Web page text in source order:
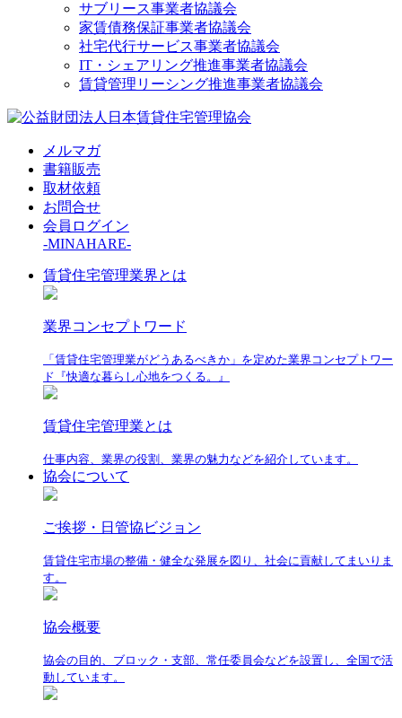
サブリース事業者協議会
家賃債務保証事業者協議会
社宅代行サービス事業者協議会
IT・シェアリング推進事業者協議会
賃貸管理リーシング推進事業者協議会
メルマガ
書籍販売
取材依頼
お問合せ
会員ログイン
-MINAHARE-
賃貸住宅管理業界とは
業界コンセプトワード
「賃貸住宅管理業がどうあるべきか」を定めた業界コンセプトワー
ド『快適な暮らし心地をつくる。』
賃貸住宅管理業とは
仕事内容、業界の役割、業界の魅力などを紹介しています。
協会について
ご挨拶・日管協ビジョン
賃貸住宅市場の整備・健全な発展を図り、社会に貢献してまいりま
す。
協会概要
協会の目的、ブロック・支部、常任委員会などを設置し、全国で活
動しています。